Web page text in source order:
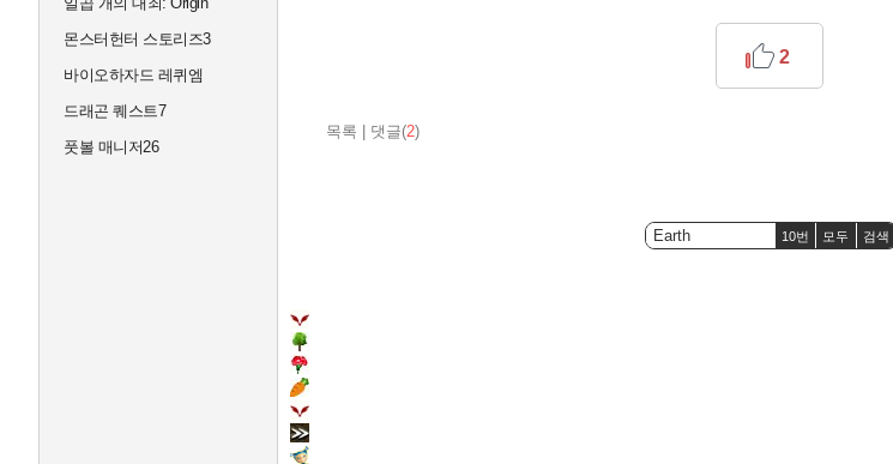
몬스터헌터 스토리즈3
바이오하자드 레퀴엠
드래곤 퀘스트7
풋볼 매니저26
목록 댓글(2)
2
10번 모두 검색